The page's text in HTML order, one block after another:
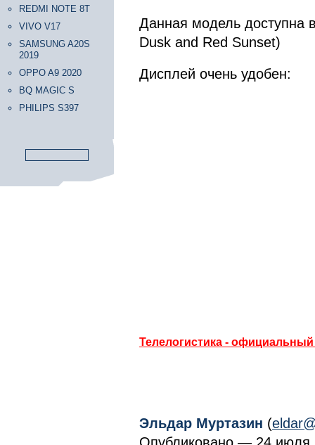
REDMI NOTE 8T
VIVO V17
SAMSUNG A20S
2019
OPPO A9 2020
BQ MAGIC S
PHILIPS S397
Данная модель доступна
Dusk and Red Sunset)
Дисплей очень удобен:
Телелогистика -
Эльдар Муртазин (